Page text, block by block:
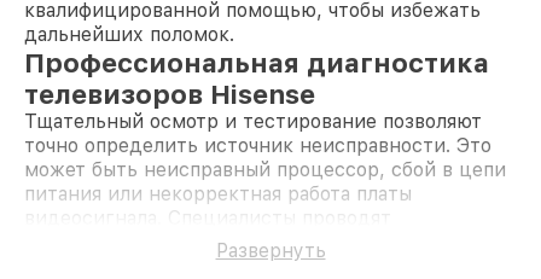
квалифицированной помощью, чтобы избежать
дальнейших поломок.
Профессиональная диагностика
телевизоров Hisense
Тщательный осмотр и тестирование позволяют
точно определить источник неисправности. Это
может быть неисправный процессор, сбой в цепи
питания или некорректная работа платы
видеосигнала. Специалисты проводят
диагностику современными инструментами,
чтобы быстро найти проблему и подготовить
Развернуть